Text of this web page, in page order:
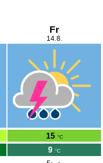
Fr
14.8.
15 °C
9 °C